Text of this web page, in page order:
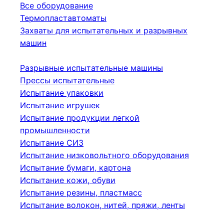
Все оборудование
Термопластавтоматы
Захваты для испытательных и разрывных
машин
Разрывные испытательные машины
Прессы испытательные
Испытание упаковки
Испытание игрушек
Испытание продукции легкой
промышленности
Испытание СИЗ
Испытание низковольтного оборудования
Испытание бумаги, картона
Испытание кожи, обуви
Испытание резины, пластмасс
Испытание волокон, нитей, пряжи, ленты